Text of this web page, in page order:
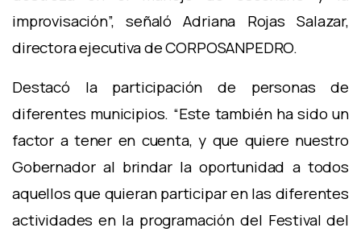
improvisación”, señaló Adriana Rojas Salazar,
directora ejecutiva de CORPOSANPEDRO.
Destacó la participación de personas de
diferentes municipios. “Este también ha sido un
factor a tener en cuenta, y que quiere nuestro
Gobernador al brindar la oportunidad a todos
aquellos que quieran participar en las diferentes
actividades en la programación del Festival del